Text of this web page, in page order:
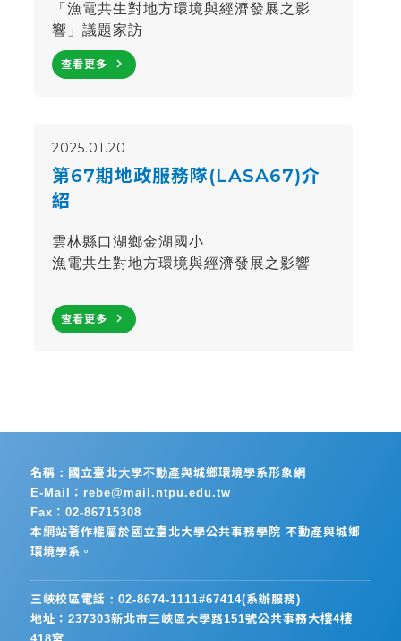
「漁電共生對地方環境與經濟發展之影
響」議題家訪
查看更多 navigate_next
2025.01.20
第67期地政服務隊(LASA67)介
紹
雲林縣口湖鄉金湖國小
漁電共生對地方環境與經濟發展之影響
查看更多 navigate_next
三峽校區電話：02-8674-1111#67414(系辦服務)
地址：237303新北市三峽區大學路151號公共事務大樓4樓
名稱：國立臺北大學不動產與城鄉環境學系形象網
E-Mail：rebe@mail.ntpu.edu.tw
Fax：02-86715308
本網站著作權屬於國立臺北大學公共事務學院 不動產與城鄉
環境學系。